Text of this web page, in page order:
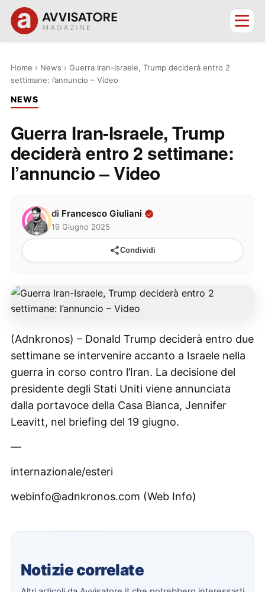
Home › News › Guerra Iran-Israele, Trump deciderà entro 2
settimane: l’annuncio – Video
NEWS
Guerra Iran-Israele, Trump
deciderà entro 2 settimane:
l’annuncio – Video
di Francesco Giuliani
19 Giugno 2025
Condividi
(Adnkronos) – Donald Trump deciderà entro due
settimane se intervenire accanto a Israele nella
guerra in corso contro l’Iran. La decisione del
presidente degli Stati Uniti viene annunciata
dalla portavoce della Casa Bianca, Jennifer
Leavitt, nel briefing del 19 giugno.
—
internazionale/esteri
webinfo@adnkronos.com (Web Info)
Notizie correlate